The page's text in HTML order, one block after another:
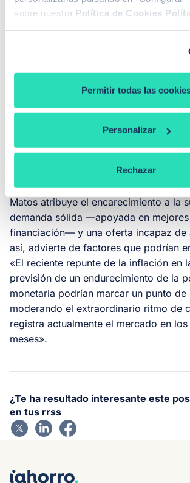
sobre nuestra Política de Cookies
Permitir todas las
Personalizar
Rechazar
alcanzados y la escasez de producto
actuado como contrapeso, y el
el dato permite una lectura favorable:
confirman que el precio de la vivienda
escalada y arranca el año con uno de
crecimiento que no se observaban
previo a la crisis financiera de 2007».
Matos atribuye el encarecimiento a la
demanda sólida —apoyada en
financiación— y una oferta incapaz de
así, advierte de factores que podrían
«El reciente repunte de la inflación en
previsión de un endurecimiento de la
monetaria podrían marcar un punto de
moderando el extraordinario ritmo de
registra actualmente el mercado en
meses».
¿Te ha resultado interesante este
en tus rrss